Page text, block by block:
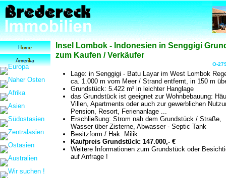
Insel Lombok - Indonesien in Senggigi
zum Kaufen / Verkäufer
O-
Lage: in Senggigi - Batu Layar im West Lombok
ca. 1.000 m vom Meer / Strand entfernt, in 150 m
Grundstück: 5.422 m² in leichter Hanglage
das Grundstück ist geeignet zur Wohnbebauung:
Villen, Apartments oder auch zur gewerblichen
Pension, Resort, Ferienanlage ...
Erschließung: Strom nah dem Grundstück / Straße,
Wasser über Zisterne, Abwasser - Septic Tank
Besitzform / Hak: Milik
Kaufpreis Grundstück: 147.000,- €
Weitere Informationen zum Grundstück oder
auf Anfrage !